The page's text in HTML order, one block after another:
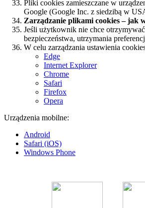
Pliki cookies zamieszczane w
Google (Google Inc. z siedzibą w
Zarządzanie plikami cookies – jak
Jeśli użytkownik nie chce
bezpieczeństwa, utrzymania
W celu zarządzania ustawienia
Edge
Internet Explorer
Chrome
Safari
Firefox
Opera
Urządzenia mobilne:
Android
Safari (iOS)
Windows Phone